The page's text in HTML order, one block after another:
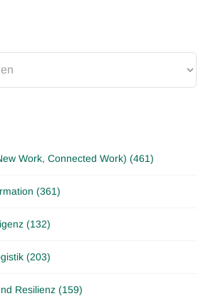
Work, Connected Work) (461)
(361)
(132)
(203)
Resilienz (159)